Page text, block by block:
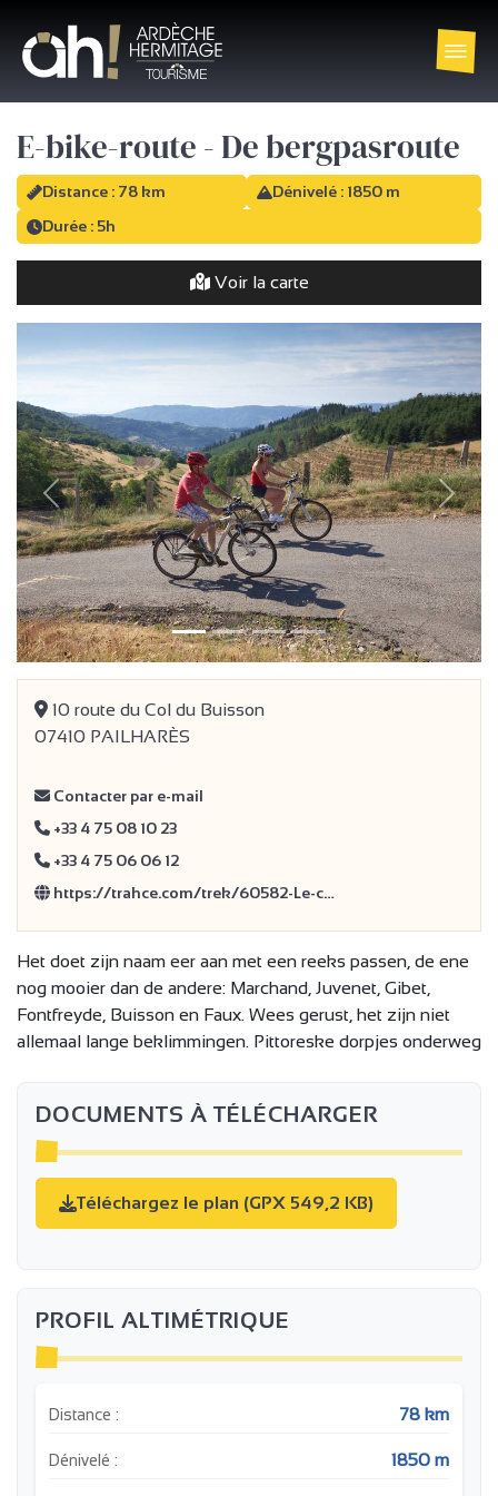
E-bike-route - De bergpasroute
Distance : 78 km
Dénivelé : 1850 m
Durée : 5h
Voir la carte
Vorige
10 route du Col du Buisson
07410 PAILHARÈS
Contacter par e-mail
+33 4 75 08 10 23
+33 4 75 06 06 12
https://trahce.com/trek/60582-Le-c…
Het doet zijn naam eer aan met een reeks passen, de ene
nog mooier dan de andere: Marchand, Juvenet, Gibet,
Fontfreyde, Buisson en Faux. Wees gerust, het zijn niet
allemaal lange beklimmingen. Pittoreske dorpjes onderweg
DOCUMENTS À TÉLÉCHARGER
Téléchargez le plan (GPX 549,2 KB)
PROFIL ALTIMÉTRIQUE
Distance : 78 km
Dénivelé : 1850 m